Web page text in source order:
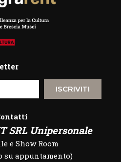
ISCRIVITI
SRL Unipersonale
e Show Room
su appuntamento)